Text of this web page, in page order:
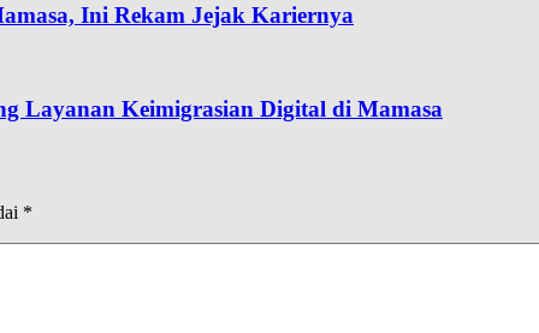
Ini Rekam Jejak Kariernya
Layanan Keimigrasian Digital di Mamasa
*